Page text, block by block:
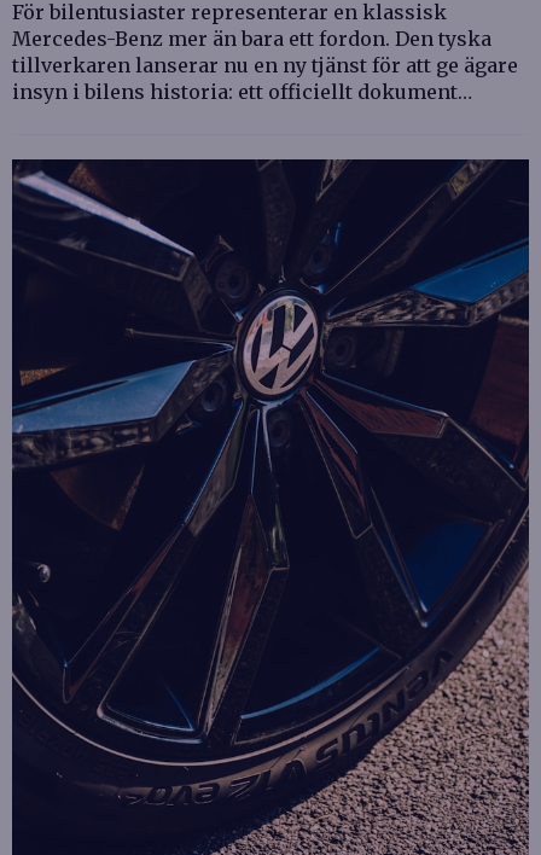
För bilentusiaster representerar en klassisk
Mercedes-Benz mer än bara ett fordon. Den tyska
tillverkaren lanserar nu en ny tjänst för att ge ägare
insyn i bilens historia: ett officiellt dokument…